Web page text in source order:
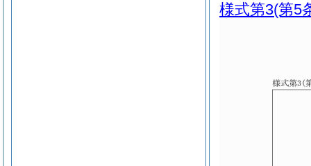
様式第3(第5